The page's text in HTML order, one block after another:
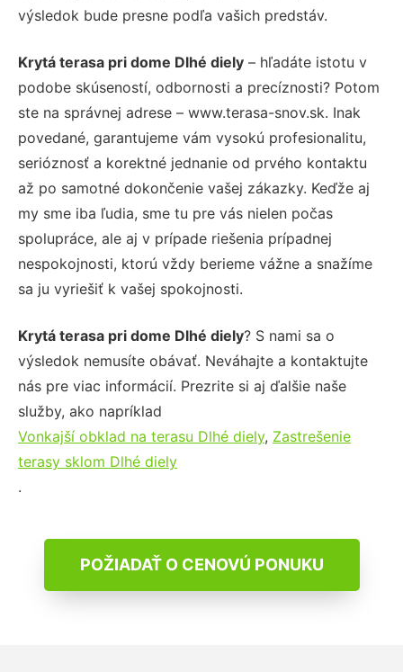
výsledok bude presne podľa vašich predstáv.
Krytá terasa pri dome Dlhé diely – hľadáte istotu v
podobe skúseností, odbornosti a precíznosti? Potom
ste na správnej adrese – www.terasa-snov.sk. Inak
povedané, garantujeme vám vysokú profesionalitu,
serióznosť a korektné jednanie od prvého kontaktu
až po samotné dokončenie vašej zákazky. Keďže aj
my sme iba ľudia, sme tu pre vás nielen počas
spolupráce, ale aj v prípade riešenia prípadnej
nespokojnosti, ktorú vždy berieme vážne a snažíme
sa ju vyriešiť k vašej spokojnosti.
Krytá terasa pri dome Dlhé diely? S nami sa o
výsledok nemusíte obávať. Neváhajte a kontaktujte
nás pre viac informácií. Prezrite si aj ďalšie naše
služby, ako napríklad
Vonkajší obklad na terasu Dlhé diely, Zastrešenie
terasy sklom Dlhé diely
.
POŽIADAŤ O CENOVÚ PONUKU